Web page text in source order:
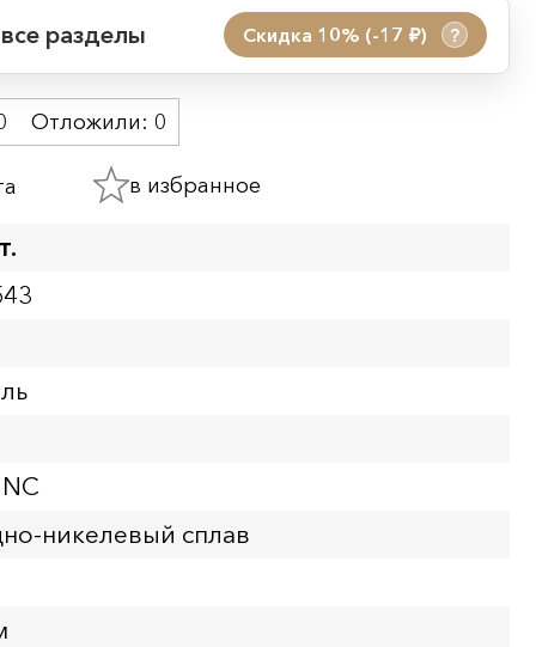
разделы Скидка 10% (-17 руб.) ?
Отложили: 0
в избранное
никелевый сплав